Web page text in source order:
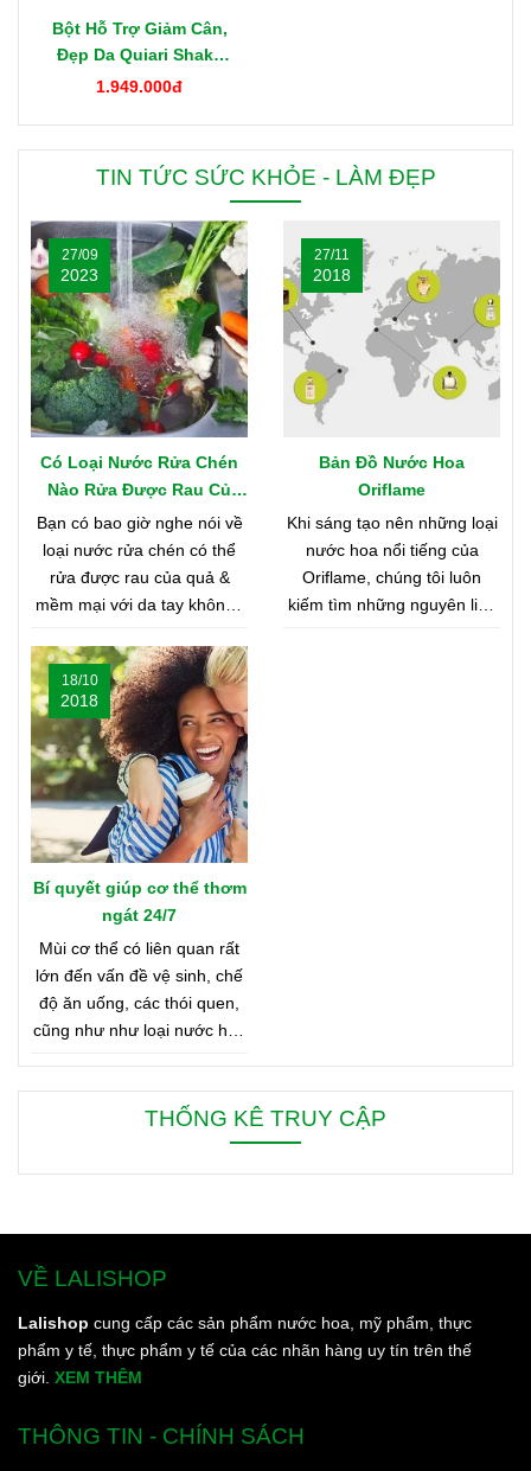
Bột Hỗ Trợ Giảm Cân,
Đẹp Da Quiari Shake
1000g Mỹ
1.949.000đ
TIN TỨC SỨC KHỎE - LÀM ĐẸP
Có Loại Nước Rửa Chén
Nào Rửa Được Rau Củ
Quả & Mềm Mại Với Da
Tay?
27/09
2023
Bạn có bao giờ nghe nói về
loại nước rửa chén có thể
rửa được rau của quả &
mềm mại với da tay không?
bạn hãy cùng shop tìm hiểu
nhé
Bản Đồ Nước Hoa
Oriflame
27/11
2018
Khi sáng tạo nên những loại
nước hoa nổi tiếng của
Oriflame, chúng tôi luôn
kiếm tìm những nguyên liệu
Bí quyết giúp cơ thể thơm
ngát 24/7
18/10
2018
Mùi cơ thể có liên quan rất
lớn đến vấn đề vệ sinh, chế
độ ăn uống, các thói quen,
cũng như như loại nước hoa
cơ thể thơm ngát từ sáng
đến tối, từ đầu đến chân.
THỐNG KÊ TRUY CẬP
VỀ LALISHOP
Lalishop cung cấp các sản phẩm nước hoa, mỹ phẩm, thực
phẩm y tế, thực phẩm y tế của các nhãn hàng uy tín trên thế
giới. XEM THÊM
THÔNG TIN - CHÍNH SÁCH